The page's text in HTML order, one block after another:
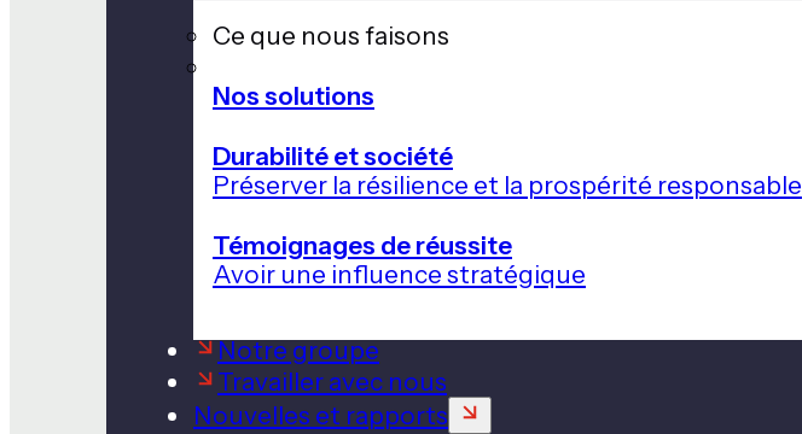
Ce que nous faisons
Nos solutions
Durabilité et société
Préserver la résilience et la prospérité responsable
Témoignages de réussite
Avoir une influence stratégique
Notre groupe
Travailler avec nous
Nouvelles et rapports